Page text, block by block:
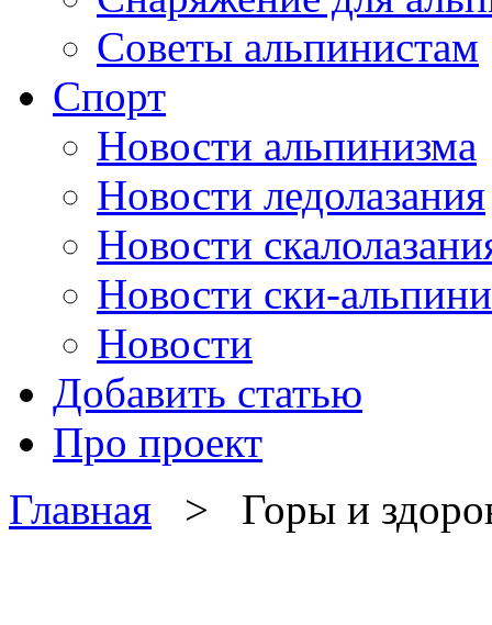
Советы альпинистам
Спорт
Новости альпинизма
Новости ледолазания
Новости
Новости ски-
Новости
Добавить статью
Про проект
Главная > Горы и